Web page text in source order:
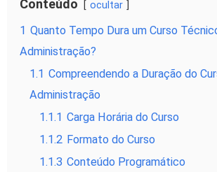
Conteúdo ocultar
1 Quanto Tempo Dura um Curso
Administração?
1.1 Compreendendo a Duração do
Administração
1.1.1 Carga Horária do Curso
1.1.2 Formato do Curso
1.1.3 Conteúdo Programático